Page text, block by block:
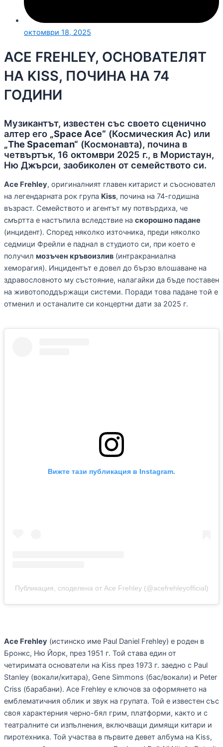
октомври 18, 2025
ACE FREHLEY, ОСНОВАТЕЛЯТ
НА KISS, ПОЧИНА НА 74
ГОДИНИ
Музикантът, известен със своето сценично
алтер его „Space Ace“ (Космическия Ас) или
„The Spaceman“ (Космонавта), почина в
четвъртък, 16 октомври 2025 г., в Мористаун,
Ню Джърси, заобиколен от семейството си.
Ace Frehley, оригиналният главен китарист и съосновател
на легендарната рок група Kiss, почина на 74-годишна
възраст. Семейството и агентът му потвърдиха, че
смъртта е настъпила вследствие на скорошно падане
(инцидент). Според няколко източника, преди няколко
седмици Фрейли е паднал в студиото си, при което е
получил мозъчен кръвоизлив (интракраниална
хеморагия). Инцидентът е довел до бързо влошаване на
здравословното му състояние, налагайки да бъде поставен
на животоподдържащи системи. Поради това падане той е
отменил и останалите си концертни дати за 2025 г.
Вижте тази публикация в Instagram.
Публикация, споделена от Ace Frehley (@acefrehleyofficial)
Ace Frehley (истинско име Paul Daniel Frehley) е роден в
Бронкс, Ню Йорк, през 1951 г. Той става един от
четиримата основатели на Kiss през 1973 г. заедно с Paul
Stanley (вокали/китара), Gene Simmons (бас/вокали) и Peter
Criss (барабани). Ace Frehley е ключов за оформянето на
емблематичния облик и звук на групата. Той е известен със
своя характерния черно-бял грим, платформи, както и с
театралните си изпълнения, включващи димящи китари и
пиротехника. Той участва в първите девет албума на Kiss,